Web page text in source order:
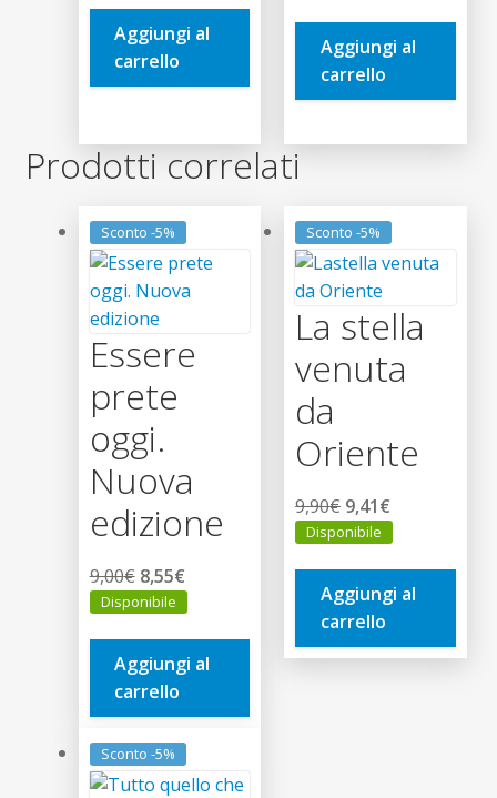
era:
3,50€.
è:
Aggiungi al
carrello
era:
5,00€.
è:
Aggiungi al
carrello
Prodotti correlati
Sconto -5%
Essere
prete
oggi.
Nuova
edizione
9,00€ Il
prezzo
era:
9,00€.
8,55€Il
è:
Disponibile
Aggiungi al
carrello
Sconto -5%
La stella
venuta
da
Oriente
9,90€ Il
prezzo
era:
9,90€.
9,41€
è:
Disponibile
Aggiungi al
carrello
Sconto -5%